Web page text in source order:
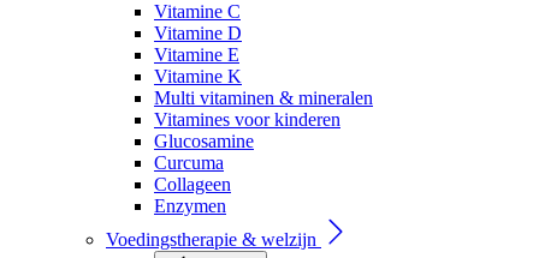
Vitamine C
Vitamine D
Vitamine E
Vitamine K
Multi vitaminen & mineralen
Vitamines voor kinderen
Glucosamine
Curcuma
Collageen
Enzymen
Voedingstherapie & welzijn